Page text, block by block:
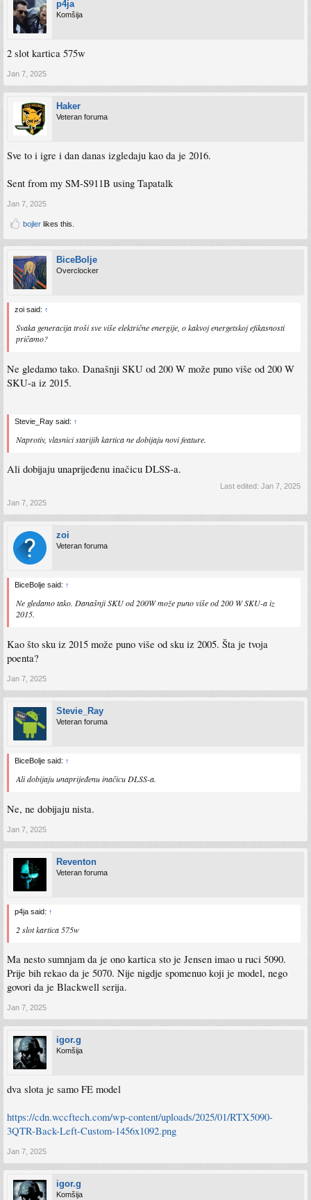
p4ja
Komšija
2 slot kartica 575w
Jan 7, 2025
Haker
Veteran foruma
Sve to i igre i dan danas izgledaju kao da je 2016.
Sent from my SM-S911B using Tapatalk
Jan 7, 2025
bojler likes this.
BiceBolje
Overclocker
zoi said: ↑
Svaka generacija troši sve više električne energije, o kakvoj energetskoj efikasnosti
pričamo?
Ne gledamo tako. Današnji SKU od 200 W može puno više od 200 W
SKU-a iz 2015.
Stevie_Ray said: ↑
Naprotiv, vlasnici starijih kartica ne dobijaju novi feature.
Ali dobijaju unaprijeđenu inačicu DLSS-a.
Last edited: Jan 7, 2025
Jan 7, 2025
zoi
Veteran foruma
BiceBolje said: ↑
Ne gledamo tako. Današnji SKU od 200W može puno više od 200 W SKU-a iz
2015.
Kao što sku iz 2015 može puno više od sku iz 2005. Šta je tvoja
poenta?
Jan 7, 2025
Stevie_Ray
Veteran foruma
BiceBolje said: ↑
Ali dobijaju unaprijeđenu inačicu DLSS-a.
Ne, ne dobijaju nista.
Jan 7, 2025
Reventon
Veteran foruma
p4ja said: ↑
2 slot kartica 575w
Ma nesto sumnjam da je ono kartica sto je Jensen imao u ruci 5090.
Prije bih rekao da je 5070. Nije nigdje spomenuo koji je model, nego
govori da je Blackwell serija.
Jan 7, 2025
igor.g
Komšija
dva slota je samo FE model
https://cdn.wccftech.com/wp-content/uploads/2025/01/RTX5090-
3QTR-Back-Left-Custom-1456x1092.png
Jan 7, 2025
igor.g
Komšija